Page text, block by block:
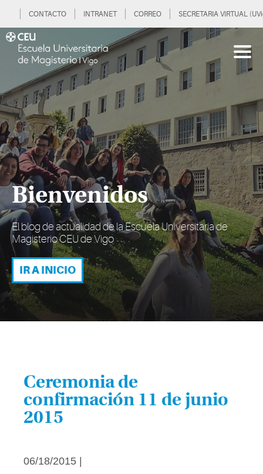
CONTACTO INTRANET CORREO SECRETARIA VIRTUAL
Bienvenidos
El blog de actualidad de la Escuela Universitaria de
Magisterio CEU de Vigo
IR A INICIO
Ceremonia de
confirmación 11 de junio
2015
06/18/2015 |